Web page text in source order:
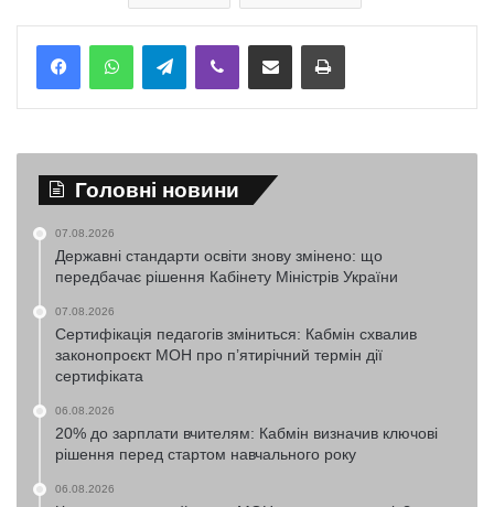
TelegramViber Надіслати електронною поштоюНадрукувати
Головні новини
07.08.2026
Державні стандарти освіти знову змінено: що
передбачає рішення Кабінету Міністрів України
07.08.2026
Сертифікація педагогів зміниться: Кабмін схвалив
законопроєкт МОН про п’ятирічний термін дії
сертифіката
06.08.2026
20% до зарплати вчителям: Кабмін визначив ключові
рішення перед стартом навчального року
06.08.2026